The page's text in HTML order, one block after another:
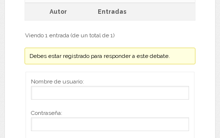
Autor Entradas
Viendo 1 entrada (de un total de 1)
Debes estar registrado para responder a este debate.
Nombre de usuario:
Contraseña: